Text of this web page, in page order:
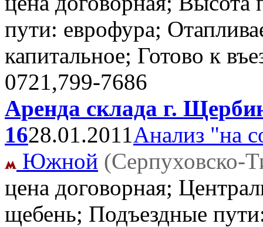
пути: еврофура;
капитальное; Готово к
0721,799-7686
Аренда склада г.
1628.01.2011Анализ "на
Южной (Серпуховско-
цена договорная;
щебень; Подъездные